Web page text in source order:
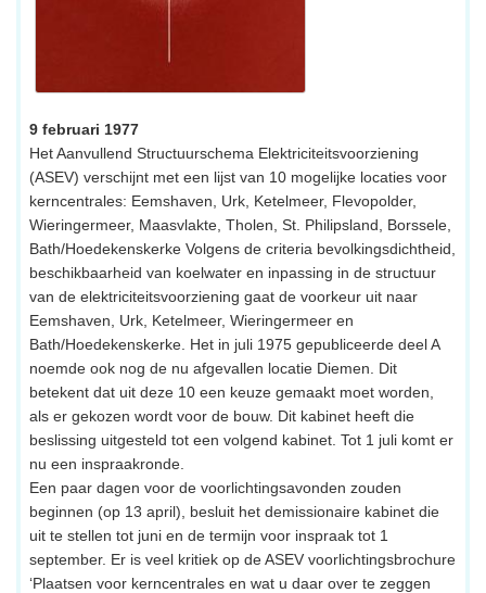
9 februari 1977
Het Aanvullend Structuurschema Elektriciteitsvoorziening
(ASEV) verschijnt met een lijst van 10 mogelijke locaties voor
kerncentrales: Eemshaven, Urk, Ketelmeer, Flevopolder,
Wieringermeer, Maasvlakte, Tholen, St. Philipsland, Borssele,
Bath/Hoedekenskerke Volgens de criteria bevolkingsdichtheid,
beschikbaarheid van koelwater en inpassing in de structuur
van de elektriciteitsvoorziening gaat de voorkeur uit naar
Eemshaven, Urk, Ketelmeer, Wieringermeer en
Bath/Hoedekenskerke. Het in juli 1975 gepubliceerde deel A
noemde ook nog de nu afgevallen locatie Diemen. Dit
betekent dat uit deze 10 een keuze gemaakt moet worden,
als er gekozen wordt voor de bouw. Dit kabinet heeft die
beslissing uitgesteld tot een volgend kabinet. Tot 1 juli komt er
nu een inspraakronde.
Een paar dagen voor de voorlichtingsavonden zouden
beginnen (op 13 april), besluit het demissionaire kabinet die
uit te stellen tot juni en de termijn voor inspraak tot 1
september. Er is veel kritiek op de ASEV voorlichtingsbrochure
‘Plaatsen voor kerncentrales en wat u daar over te zeggen